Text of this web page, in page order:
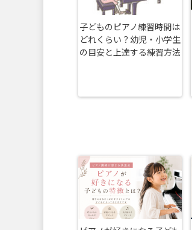
子どものピアノ練習時間は
どれくらい？幼児・小学生
の目安と上達する練習方法